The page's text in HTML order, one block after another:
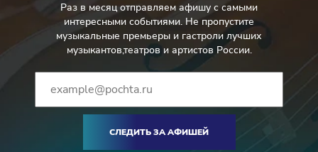
Раз в месяц отправляем афишу с самыми
интересными событиями. Не пропустите
музыкальные премьеры и гастроли лучших
музыкантов,театров и артистов России.
СЛЕДИТЬ ЗА АФИШЕЙ